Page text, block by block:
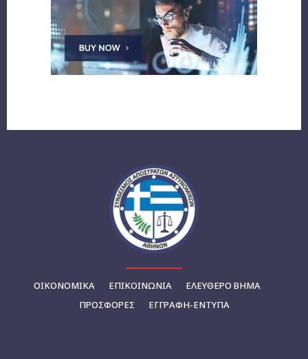
ΟΙΚΟΝΟΜΙΚΆ ΕΠΙΚΟΙΝΩΝΊΑ
ΕΛΕΥΘΕΡΟ ΒΗΜΑ
ΠΡΟΣΦΟΡΕΣ
ΕΓΓΡΑΦΉ-ΈΝΤΥΠΑ